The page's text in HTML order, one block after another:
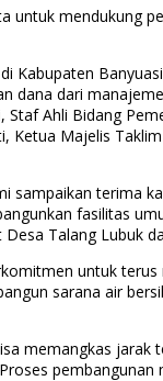
untuk mendukung
Kabupaten
dana dari
Staf Ahli Bidang
Ketua Majelis
sampaikan terima
fasilitas
Talang Lubuk
untuk
sarana air
memangkas jarak